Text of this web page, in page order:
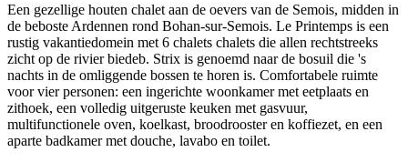
Een gezellige houten chalet aan de oevers van de Semois, midden in
de beboste Ardennen rond Bohan-sur-Semois. Le Printemps is een
rustig vakantiedomein met 6 chalets chalets die allen rechtstreeks
zicht op de rivier biedeb. Strix is genoemd naar de bosuil die 's
nachts in de omliggende bossen te horen is. Comfortabele ruimte
voor vier personen: een ingerichte woonkamer met eetplaats en
zithoek, een volledig uitgeruste keuken met gasvuur,
multifunctionele oven, koelkast, broodrooster en koffiezet, en een
aparte badkamer met douche, lavabo en toilet.